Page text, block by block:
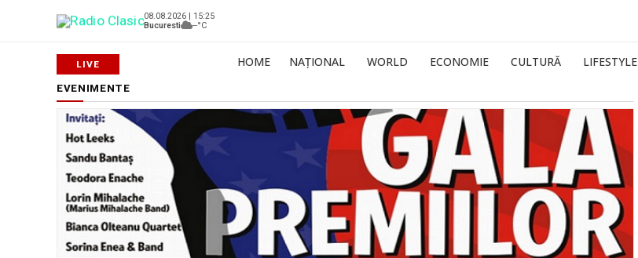
08.08.2026 | 15:25
Bucuresti
--°C
HOME NAȚIONAL WORLD ECONOMIE CULTURĂ LIFESTYLE
EVENIMENTE